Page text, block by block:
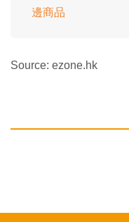
邊商品
Source: ezone.hk